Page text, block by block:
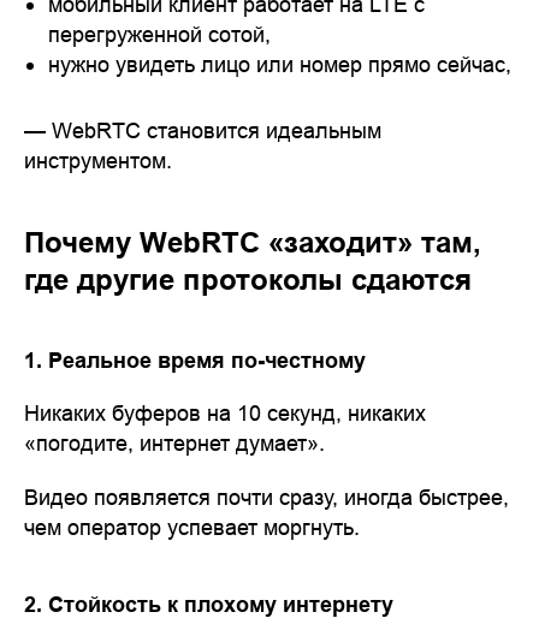
перегруженной сотой,
нужно увидеть лицо или номер прямо сейчас,
— WebRTC становится идеальным
инструментом.
Почему WebRTC «заходит» там,
где другие протоколы сдаются
1. Реальное время по-честному
Никаких буферов на 10 секунд, никаких
«погодите, интернет думает».
Видео появляется почти сразу, иногда быстрее,
чем оператор успевает моргнуть.
2. Стойкость к плохому интернету